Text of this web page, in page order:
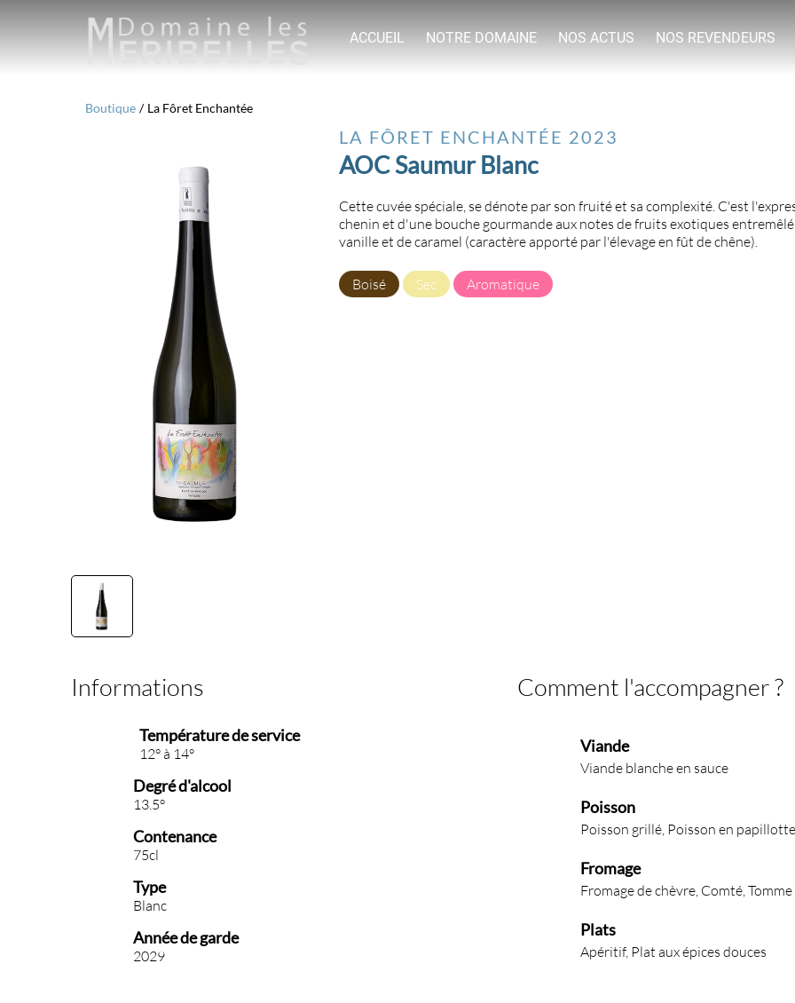
ACCUEIL NOTRE DOMAINE NOS ACTUS NOS REVENDEURS
Boutique / La Fôret Enchantée
LA FÔRET ENCHANTÉE 2023
AOC Saumur Blanc
Cette cuvée spéciale, se dénote par son fruité et sa complexité. C'est
chenin et d'une bouche gourmande aux notes de fruits exotiques
vanille et de caramel (caractère apporté par l'élevage en fût de chêne).
Boisé Sec Aromatique
Informations
Température de service
12° à 14°
Degré d'alcool
13.5°
Contenance
75cl
Type
Blanc
Année de garde
2029
Comment l'accompagner ?
Viande
Viande blanche en sauce
Poisson
Poisson grillé, Poisson en
Fromage
Fromage de chèvre, Comté, Tomme
Plats
Apéritif, Plat aux épices douces